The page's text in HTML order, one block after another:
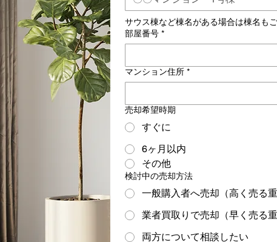
サウス棟など棟名がある場合は棟名も
部屋番号 *
マンション住所 *
売却希望時期
すぐに
6ヶ月以内
その他
検討中の売却方法
一般購入者へ売却（高く売る重
業者買取りで売却（早く売る重
両方について相談したい